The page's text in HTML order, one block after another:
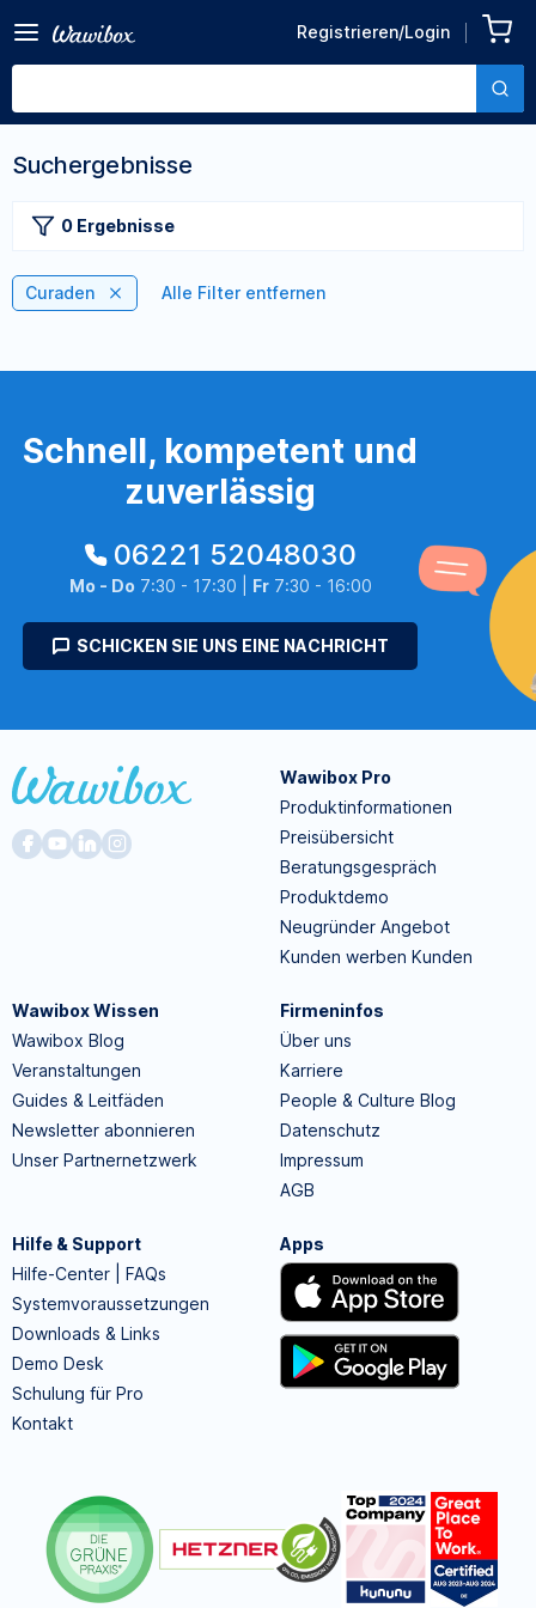
Registrieren/Login
Suchergebnisse
0 Ergebnisse
Curaden Alle Filter entfernen
Schnell, kompetent und
zuverlässig
06221 52048030
Mo - Do 7:30 - 17:30 | Fr7:30 - 16:00
SCHICKEN SIE UNS EINE NACHRICHT
Wawibox Pro
Produktinformationen
Preisübersicht
Beratungsgespräch
Produktdemo
Neugründer Angebot
Kunden werben Kunden
Wawibox Wissen
Wawibox Blog
Veranstaltungen
Guides & Leitfäden
Newsletter abonnieren
Unser Partnernetzwerk
Firmeninfos
Über uns
Karriere
People & Culture Blog
Datenschutz
Impressum
AGB
Hilfe & Support
Hilfe-Center | FAQs
Systemvoraussetzungen
Downloads & Links
Demo Desk
Schulung für Pro
Kontakt
Apps